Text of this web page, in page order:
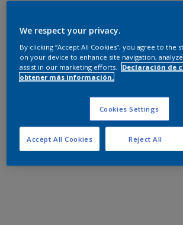
We respect your privacy.
By clicking “Accept All Cookies”, you agree to the
on your device to enhance site navigation, analyze
assist in our marketing efforts.
Declaración de
obtener más información.
Cookies Settings
Reject All
Accept All Cookies